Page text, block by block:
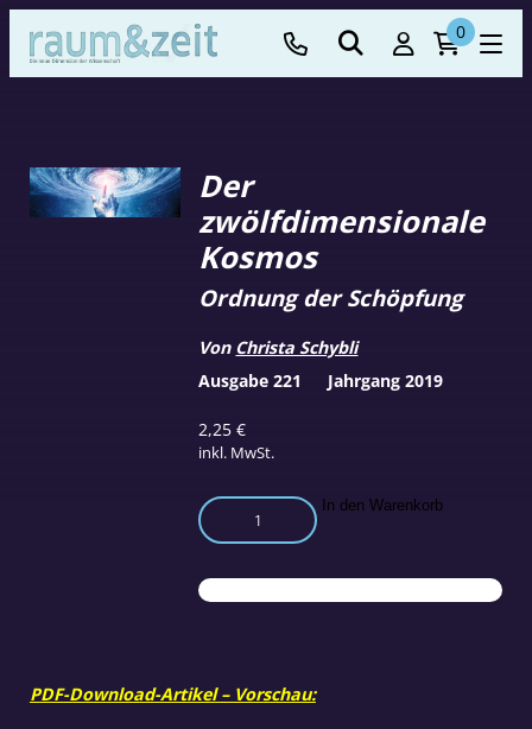
0
Der
zwölfdimensionale
Kosmos
2,25€
inkl. MwSt.
Ordnung der Schöpfung
Von Christa Schybli
Der
zwölfdimensionale
Menge
In den Warenkorb
Ausgabe 221 Jahrgang 2019
PDF-Download-Artikel – Vorschau: